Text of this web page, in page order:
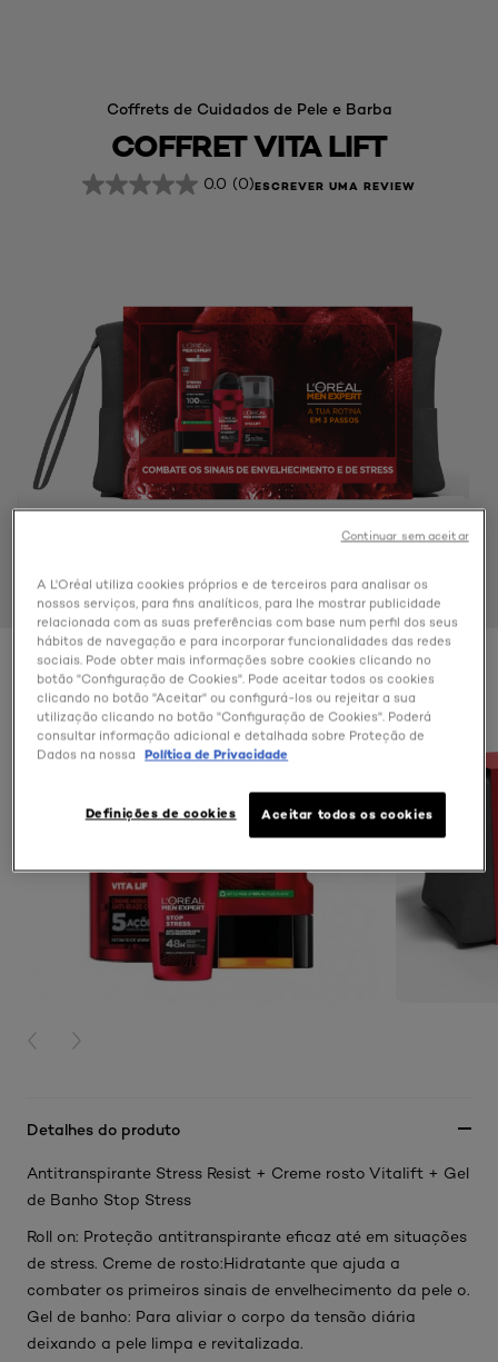
Coffrets de Cuidados de Pele e Barba
COFFRET VITA LIFT
0.0 (0)ESCREVER UMA REVIEW
PREVIOUS CARD
NEXT CARD
Detalhes do produto
Antitranspirante Stress Resist + Creme rosto Vitalift + Gel
de Banho Stop Stress
Roll on: Proteção antitranspirante eficaz até em situações
de stress. Creme de rosto:Hidratante que ajuda a
combater os primeiros sinais de envelhecimento da pele o.
Gel de banho: Para aliviar o corpo da tensão diária
deixando a pele limpa e revitalizada.
A L'Oréal utiliza cookies próprios e de terceiros para analisar os
nossos serviços, para fins analíticos, para lhe mostrar publicidade
relacionada com as suas preferências com base num perfil dos seus
hábitos de navegação e para incorporar funcionalidades das redes
sociais. Pode obter mais informações sobre cookies clicando no
botão "Configuração de Cookies". Pode aceitar todos os cookies
clicando no botão "Aceitar" ou configurá-los ou rejeitar a sua
utilização clicando no botão "Configuração de Cookies". Poderá
consultar informação adicional e detalhada sobre Proteção de
Dados na nossa
Política de Privacidade
Definições de cookies Aceitar todos os cookies
Continuar sem aceitar